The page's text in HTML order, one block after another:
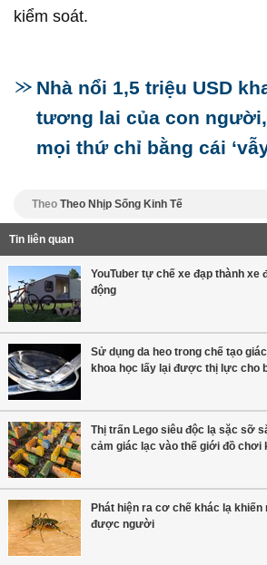
kiểm soát.
Nhà nổi 1,5 triệu USD
tương lai của con
mọi thứ chỉ bằng cái
Theo Theo Nhịp Sống Kinh Tế
Tin liên quan
YouTuber tự chế xe đạp thành xe
động
Sử dụng da heo trong chế tạo
khoa học lấy lại được thị lực cho
Thị trấn Lego siêu độc lạ sặc sỡ
cảm giác lạc vào thế giới đồ chơi
Phát hiện ra cơ chế khác lạ khiến
được người